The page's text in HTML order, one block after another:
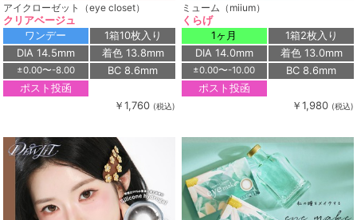
アイクローゼット（eye closet）
クリアベージュ
ワンデー
1箱10枚入り
DIA 14.5mm
着色 13.8mm
±0.00〜-8.00
BC 8.6mm
ポスト投函
￥1,760 (税込)
ミューム（miium）
くらげ
1ヶ月
1箱2枚入り
DIA 14.0mm
着色 13.0mm
±0.00〜-10.00
BC 8.6mm
ポスト投函
￥1,980 (税込)